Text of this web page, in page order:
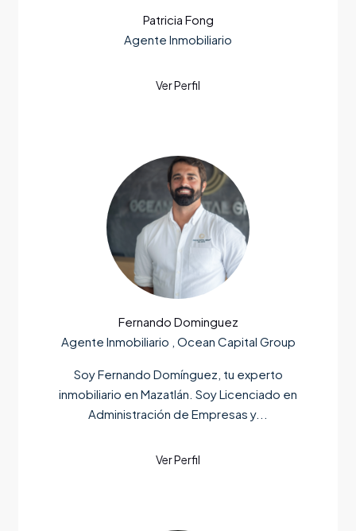
Patricia Fong
Agente Inmobiliario
Fernando Dominguez
Agente Inmobiliario , Ocean Capital Group
Soy Fernando Domínguez, tu experto
inmobiliario en Mazatlán. Soy Licenciado en
Administración de Empresas y...